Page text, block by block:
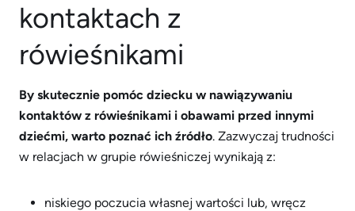
kontaktach z
rówieśnikami
By skutecznie pomóc dziecku w nawiązywaniu
kontaktów z rówieśnikami i obawami przed innymi
dziećmi, warto poznać ich źródło. Zazwyczaj trudności
w relacjach w grupie rówieśniczej wynikają z:
niskiego poczucia własnej wartości lub, wręcz